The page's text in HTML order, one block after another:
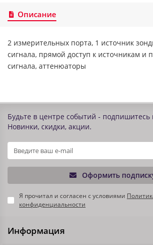
Описание
2 измерительных порта, 1 источник
сигнала, прямой доступ к источникам и
сигнала, аттенюаторы
Будьте в центре событий -
Новинки, скидки, акции.
Оформить
Я прочитал и согласен с условиями
конфиденциальности
Информация